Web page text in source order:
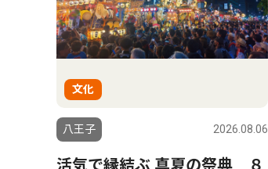
文化
八王子 2026.08.06
活気で縁結ぶ 真夏の祭典 ８